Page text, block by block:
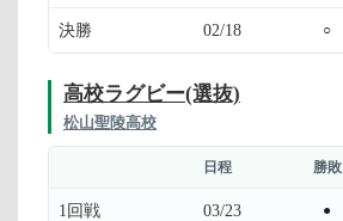
決勝 02/18 ○
高校ラグビー(選抜)
松山聖陵高校
日程 勝敗
1回戦 03/23 ●